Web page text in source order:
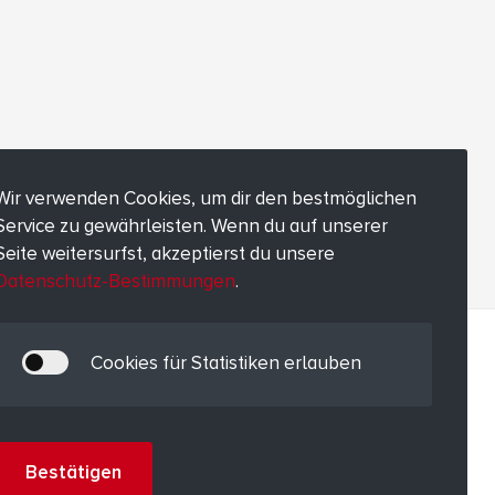
verwenden Cookies, um dir den bestmöglichen
zu gewährleisten. Wenn du auf unserer
weitersurfst, akzeptierst du unsere
Bestimmungen.
Cookies für Statistiken erlauben
Bestätigen